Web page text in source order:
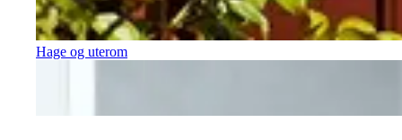
Hage og uterom